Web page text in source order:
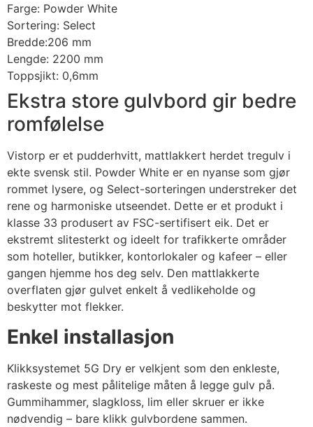
Farge: Powder White
Sortering: Select
Bredde:206 mm
Lengde: 2200 mm
Toppsjikt: 0,6mm
Ekstra store gulvbord gir bedre
romfølelse
Vistorp er et pudderhvitt, mattlakkert herdet tregulv i
ekte svensk stil. Powder White er en nyanse som gjør
rommet lysere, og Select-sorteringen understreker det
rene og harmoniske utseendet. Dette er et produkt i
klasse 33 produsert av FSC-sertifisert eik. Det er
ekstremt slitesterkt og ideelt for trafikkerte områder
som hoteller, butikker, kontorlokaler og kafeer – eller
gangen hjemme hos deg selv. Den mattlakkerte
overflaten gjør gulvet enkelt å vedlikeholde og
beskytter mot flekker.
Enkel installasjon
Klikksystemet 5G Dry er velkjent som den enkleste,
raskeste og mest pålitelige måten å legge gulv på.
Gummihammer, slagkloss, lim eller skruer er ikke
nødvendig – bare klikk gulvbordene sammen.